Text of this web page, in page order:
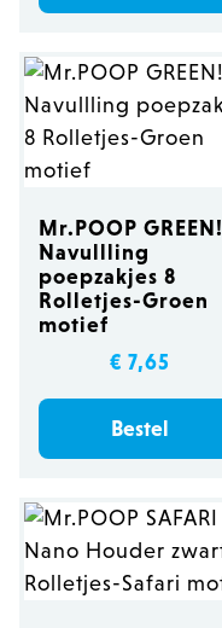
Mr.POOP GREEN!
Navullling
poepzakjes 8
Rolletjes-Groen
motief
€ 7,65
Bestel